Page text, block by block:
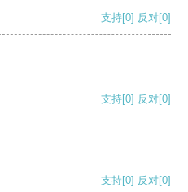
支持[0] 反对[0]
支持[0] 反对[0]
支持[0] 反对[0]